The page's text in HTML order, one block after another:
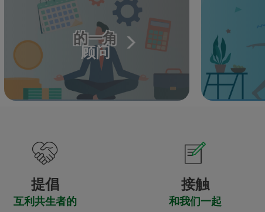
的一角
顾问
提倡
互利共生者的
接触
和我们一起